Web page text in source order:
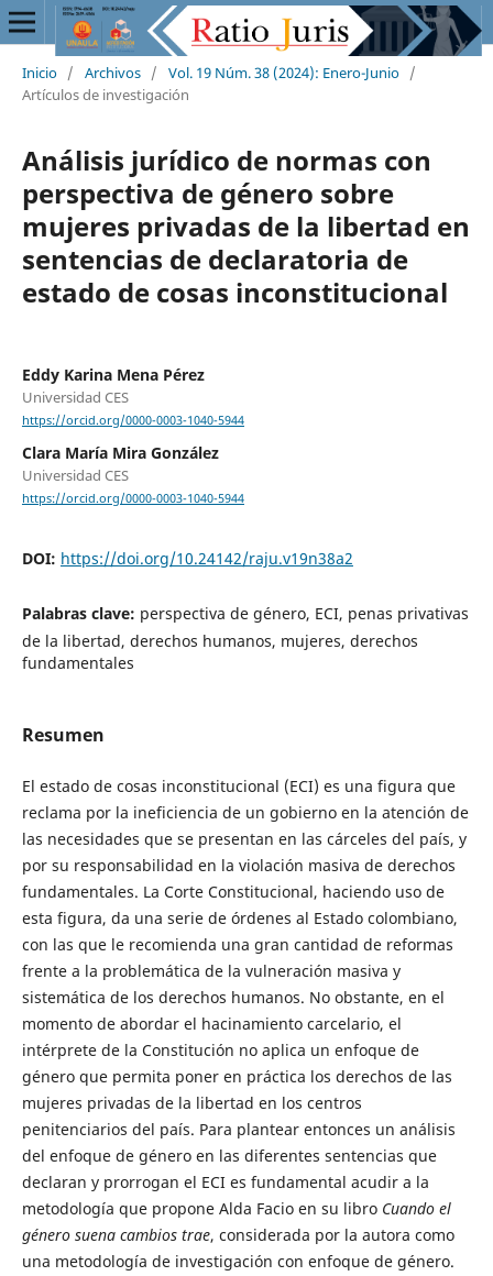
Inicio / Archivos / Vol. 19 Núm. 38 (2024): Enero-Junio /
Artículos de investigación
Análisis jurídico de normas con
perspectiva de género sobre
mujeres privadas de la libertad en
sentencias de declaratoria de
estado de cosas inconstitucional
Eddy Karina Mena Pérez
Universidad CES
https://orcid.org/0000-0003-1040-5944
Clara María Mira González
Universidad CES
https://orcid.org/0000-0003-1040-5944
DOI: https://doi.org/10.24142/raju.v19n38a2
Palabras clave: perspectiva de género, ECI, penas privativas
de la libertad, derechos humanos, mujeres, derechos
fundamentales
Resumen
El estado de cosas inconstitucional (ECI) es una figura que
reclama por la ineficiencia de un gobierno en la atención de
las necesidades que se presentan en las cárceles del país, y
por su responsabilidad en la violación masiva de derechos
fundamentales. La Corte Constitucional, haciendo uso de
esta figura, da una serie de órdenes al Estado colombiano,
con las que le recomienda una gran cantidad de reformas
frente a la problemática de la vulneración masiva y
sistemática de los derechos humanos. No obstante, en el
momento de abordar el hacinamiento carcelario, el
intérprete de la Constitución no aplica un enfoque de
género que permita poner en práctica los derechos de las
mujeres privadas de la libertad en los centros
penitenciarios del país. Para plantear entonces un análisis
del enfoque de género en las diferentes sentencias que
declaran y prorrogan el ECI es fundamental acudir a la
metodología que propone Alda Facio en su libro Cuando el
género suena cambios trae, considerada por la autora como
una metodología de investigación con enfoque de género.